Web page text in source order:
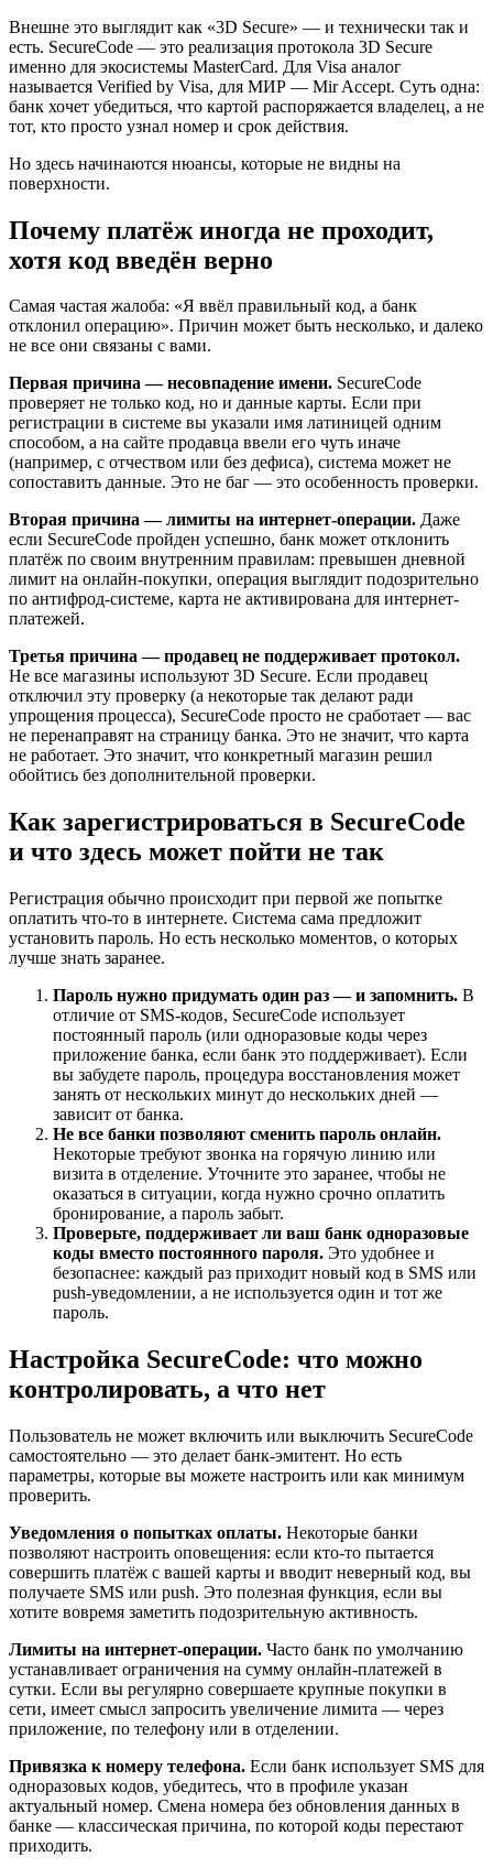
Внешне это выглядит как «3D Secure» — и технически так и
есть. SecureCode — это реализация протокола 3D Secure
именно для экосистемы MasterCard. Для Visa аналог
называется Verified by Visa, для МИР — Mir Accept. Суть одна:
банк хочет убедиться, что картой распоряжается владелец, а не
тот, кто просто узнал номер и срок действия.
Но здесь начинаются нюансы, которые не видны на
поверхности.
Почему платёж иногда не проходит,
хотя код введён верно
Самая частая жалоба: «Я ввёл правильный код, а банк
отклонил операцию». Причин может быть несколько, и далеко
не все они связаны с вами.
Первая причина — несовпадение имени. SecureCode
проверяет не только код, но и данные карты. Если при
регистрации в системе вы указали имя латиницей одним
способом, а на сайте продавца ввели его чуть иначе
(например, с отчеством или без дефиса), система может не
сопоставить данные. Это не баг — это особенность проверки.
Вторая причина — лимиты на интернет-операции. Даже
если SecureCode пройден успешно, банк может отклонить
платёж по своим внутренним правилам: превышен дневной
лимит на онлайн-покупки, операция выглядит подозрительно
по антифрод-системе, карта не активирована для интернет-
платежей.
Третья причина — продавец не поддерживает протокол.
Не все магазины используют 3D Secure. Если продавец
отключил эту проверку (а некоторые так делают ради
упрощения процесса), SecureCode просто не сработает — вас
не перенаправят на страницу банка. Это не значит, что карта
не работает. Это значит, что конкретный магазин решил
обойтись без дополнительной проверки.
Как зарегистрироваться в SecureCode
и что здесь может пойти не так
Регистрация обычно происходит при первой же попытке
оплатить что-то в интернете. Система сама предложит
установить пароль. Но есть несколько моментов, о которых
лучше знать заранее.
Пароль нужно придумать один раз — и запомнить. В
отличие от SMS-кодов, SecureCode использует
постоянный пароль (или одноразовые коды через
приложение банка, если банк это поддерживает). Если
вы забудете пароль, процедура восстановления может
занять от нескольких минут до нескольких дней —
зависит от банка.
Не все банки позволяют сменить пароль онлайн.
Некоторые требуют звонка на горячую линию или
визита в отделение. Уточните это заранее, чтобы не
оказаться в ситуации, когда нужно срочно оплатить
бронирование, а пароль забыт.
Проверьте, поддерживает ли ваш банк одноразовые
коды вместо постоянного пароля. Это удобнее и
безопаснее: каждый раз приходит новый код в SMS или
push-уведомлении, а не используется один и тот же
пароль.
Настройка SecureCode: что можно
контролировать, а что нет
Пользователь не может включить или выключить SecureCode
самостоятельно — это делает банк-эмитент. Но есть
параметры, которые вы можете настроить или как минимум
проверить.
Уведомления о попытках оплаты. Некоторые банки
позволяют настроить оповещения: если кто-то пытается
совершить платёж с вашей карты и вводит неверный код, вы
получаете SMS или push. Это полезная функция, если вы
хотите вовремя заметить подозрительную активность.
Лимиты на интернет-операции. Часто банк по умолчанию
устанавливает ограничения на сумму онлайн-платежей в
сутки. Если вы регулярно совершаете крупные покупки в
сети, имеет смысл запросить увеличение лимита — через
приложение, по телефону или в отделении.
Привязка к номеру телефона. Если банк использует SMS для
одноразовых кодов, убедитесь, что в профиле указан
актуальный номер. Смена номера без обновления данных в
банке — классическая причина, по которой коды перестают
приходить.